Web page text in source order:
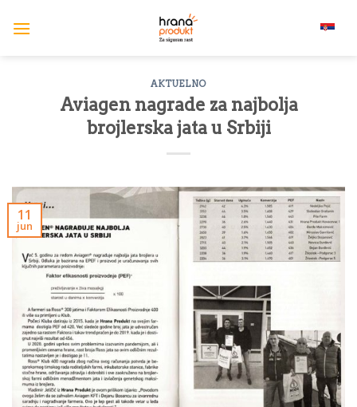
AKTUELNO
Aviagen nagrade za najbolja
brojlerska jata u Srbiji
11
jun